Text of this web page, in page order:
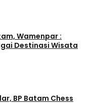
Wamenpar :
Destinasi Wisata
BP Batam Chess